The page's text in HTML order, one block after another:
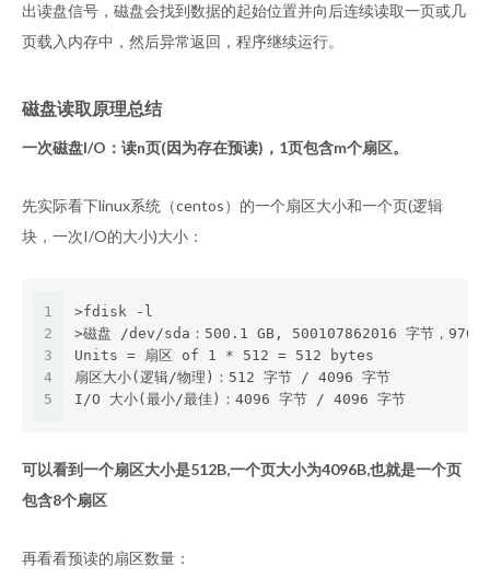
出读盘信号，磁盘会找到数据的起始位置并向后连续读取一页或几
页载入内存中，然后异常返回，程序继续运行。
磁盘读取原理总结
一次磁盘I/O：读n页(因为存在预读)，1页包含m个扇区。
先实际看下linux系统（centos）的一个扇区大小和一个页(逻辑
块，一次I/O的大小)大小：
1
2
3
4
5
>fdisk -l
>磁盘 /dev/sda：500.1 GB, 500107862016 字节，
Units = 扇区 of 1 * 512 = 512 bytes
扇区大小(逻辑/物理)：512 字节 / 4096 字节
I/O 大小(最小/最佳)：4096 字节 / 4096 字节
可以看到一个扇区大小是512B,一个页大小为4096B,也就是一个页
包含8个扇区
再看看预读的扇区数量：